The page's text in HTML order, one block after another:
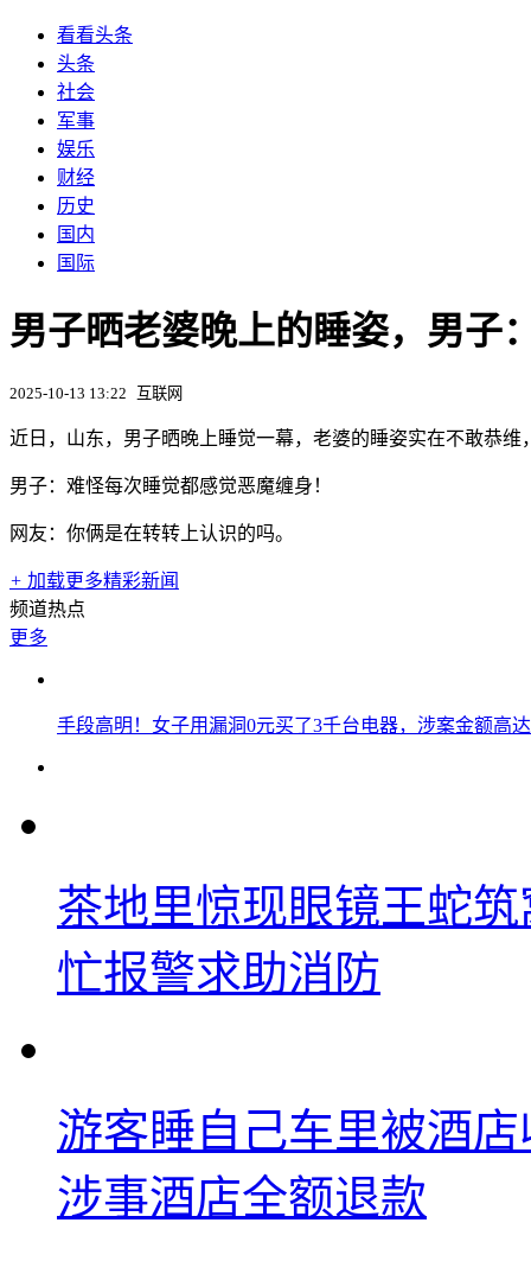
看看头条
头条
社会
军事
娱乐
财经
历史
国内
国际
男子晒老婆晚上的睡姿，男子
2025-10-13 13:22 互联网
近日，山东，男子晒晚上睡觉一幕，老婆的睡姿实在不敢恭
男子：难怪每次睡觉都感觉恶魔缠身！
网友：你俩是在转转上认识的吗。
+ 加载更多精彩新闻
频道热点
更多
手段高明！女子用漏洞0元买了3千台电器，涉案金额高
茶地里惊现眼镜王蛇
忙报警求助消防
游客睡自己车里被酒
涉事酒店全额退款